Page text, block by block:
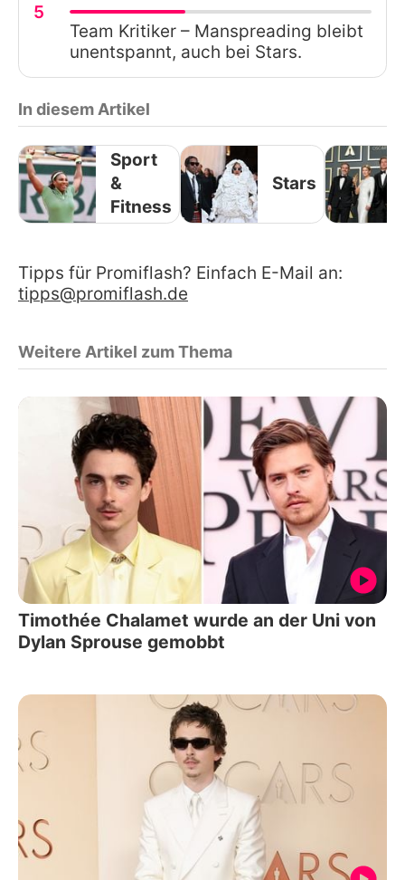
5
Team Kritiker – Manspreading bleibt
unentspannt, auch bei Stars.
In diesem Artikel
Sport
&
Fitness
Stars
Tipps für Promiflash? Einfach E-Mail an:
tipps@promiflash.de
Weitere Artikel zum Thema
Timothée Chalamet wurde an der Uni von
Dylan Sprouse gemobbt